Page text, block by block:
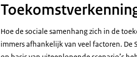
Hoe de sociale samenhang zich in de
immers afhankelijk van veel factoren. De